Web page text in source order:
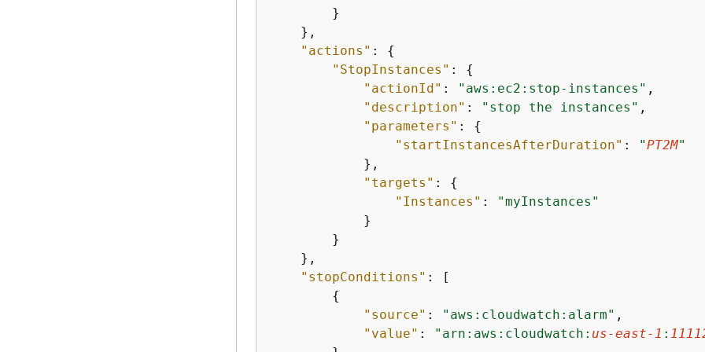
        }
    },
"actions" : {
"StopInstances" : {
"actionId" : "aws:ec2:stop-instances" ,
"description" : "stop the instances" ,
"parameters" : {
"startInstancesAfterDuration" : "PT2M"
            },
"targets" : {
"Instances" :
"myInstances"
            }
        }
    },
"stopConditions" : [
{
"source" : "aws:cloudwatch:alarm" ,
"value" : "arn:aws:cloudwatch: us-east-1 :